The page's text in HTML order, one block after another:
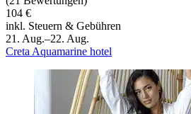
104 €
inkl. Steuern & Gebühren
21. Aug.–22. Aug.
Creta Aquamarine hotel